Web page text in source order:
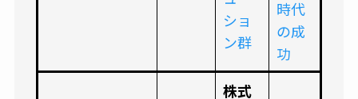
ショ
ン群
時代
の成
功
株式